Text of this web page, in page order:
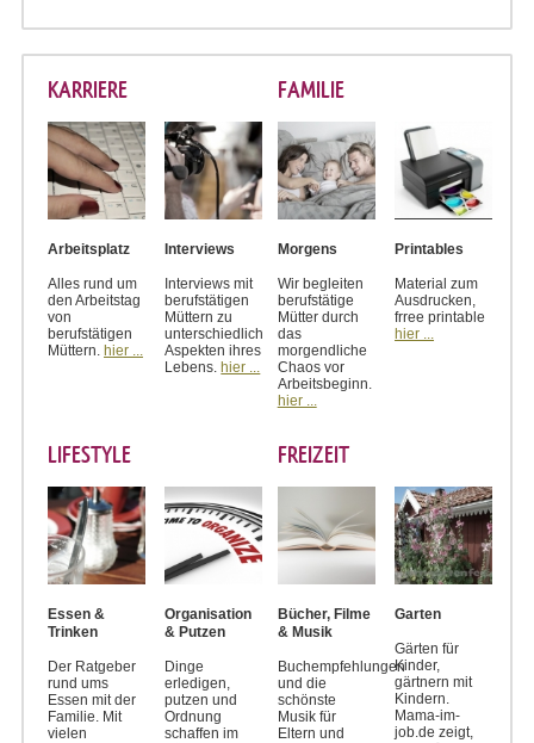
KARRIERE
Arbeitsplatz
Alles rund um
den Arbeitstag
von
berufstätigen
Müttern. hier ...
Interviews
Interviews mit
berufstätigen
Müttern zu
unterschiedlichen
Aspekten ihres
Lebens. hier ...
FAMILIE
Morgens
Wir begleiten
berufstätige
Mütter durch
das
morgendliche
Chaos vor
Arbeitsbeginn.
hier ...
Printables
Material zum
Ausdrucken,
frree printable
hier ...
LIFESTYLE
Essen &
Trinken
Der Ratgeber
rund ums
Essen mit der
Familie. Mit
vielen
Organisation
& Putzen
Dinge
erledigen,
putzen und
Ordnung
schaffen im
FREIZEIT
Bücher, Filme
& Musik
Buchempfehlungen
und die
schönste
Musik für
Eltern und
Garten
Gärten für
Kinder,
gärtnern mit
Kindern.
Mama-im-
job.de zeigt,